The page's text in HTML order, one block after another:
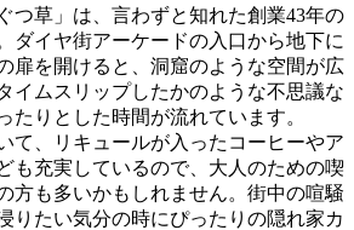
つ草」は、言わずと知れた創業43年の
ダイヤ街アーケードの入口から地下に
扉を開けると、洞窟のような空間が広
イムスリップしたかのような不思議な
たりとした時間が流れています。
て、リキュールが入ったコーヒーやア
も充実しているので、大人のための喫
方も多いかもしれません。街中の喧騒
りたい気分の時にぴったりの隠れ家カ